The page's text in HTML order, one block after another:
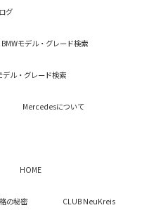
グ
BMWモデル・グレード検索
デル・グレード検索
Mercedesについて
HOME
の秘密 CLUB NeuKreis